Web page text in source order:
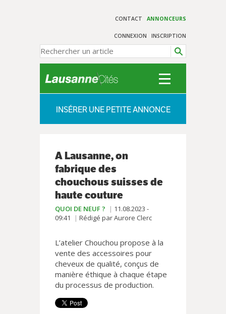
CONTACT ANNONCEURS
CONNEXION INSCRIPTION
INSÉRER UNE PETITE ANNONCE
A Lausanne, on
fabrique des
chouchous suisses de
haute couture
QUOI DE NEUF ?
11.08.2023 -
09:41
Rédigé par Aurore Clerc
L’atelier Chouchou propose à la
vente des accessoires pour
cheveux de qualité, conçus de
manière éthique à chaque étape
du processus de production.